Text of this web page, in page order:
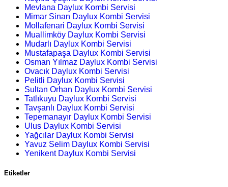
Mevlana Daylux Kombi Servisi
Mimar Sinan Daylux Kombi Servisi
Mollafenari Daylux Kombi Servisi
Muallimköy Daylux Kombi Servisi
Mudarlı Daylux Kombi Servisi
Mustafapaşa Daylux Kombi Servisi
Osman Yılmaz Daylux Kombi Servisi
Ovacık Daylux Kombi Servisi
Pelitli Daylux Kombi Servisi
Sultan Orhan Daylux Kombi Servisi
Tatlıkuyu Daylux Kombi Servisi
Tavşanlı Daylux Kombi Servisi
Tepemanayır Daylux Kombi Servisi
Ulus Daylux Kombi Servisi
Yağcılar Daylux Kombi Servisi
Yavuz Selim Daylux Kombi Servisi
Yenikent Daylux Kombi Servisi
Etiketler